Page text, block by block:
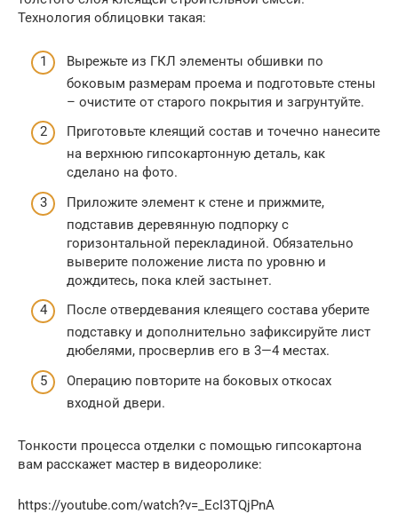
Технология облицовки такая:
Вырежьте из ГКЛ элементы обшивки по
боковым размерам проема и подготовьте стены
– очистите от старого покрытия и загрунтуйте.
Приготовьте клеящий состав и точечно нанесите
на верхнюю гипсокартонную деталь, как
сделано на фото.
Приложите элемент к стене и прижмите,
подставив деревянную подпорку с
горизонтальной перекладиной. Обязательно
выверите положение листа по уровню и
дождитесь, пока клей застынет.
После отвердевания клеящего состава уберите
подставку и дополнительно зафиксируйте лист
дюбелями, просверлив его в 3—4 местах.
Операцию повторите на боковых откосах
входной двери.
Тонкости процесса отделки с помощью гипсокартона
вам расскажет мастер в видеоролике:
https://youtube.com/watch?v=_EcI3TQjPnA